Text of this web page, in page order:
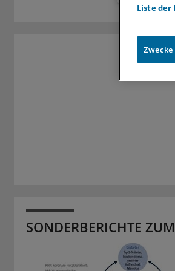
SONDERBERICHTE
Liste